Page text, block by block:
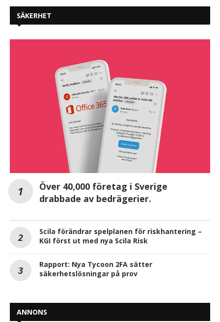
SÄKERHET
Över 40,000 företag i Sverige
drabbade av bedrägerier.
Scila förändrar spelplanen för riskhantering –
KGI först ut med nya Scila Risk
Rapport: Nya Tycoon 2FA sätter
säkerhetslösningar på prov
ANNONS